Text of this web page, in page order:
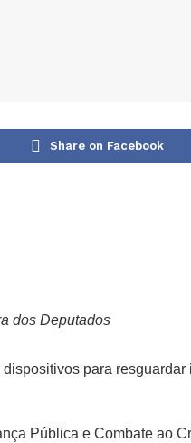
Share on Facebook
dos Deputados
para resguardar
Pública e Combate ao